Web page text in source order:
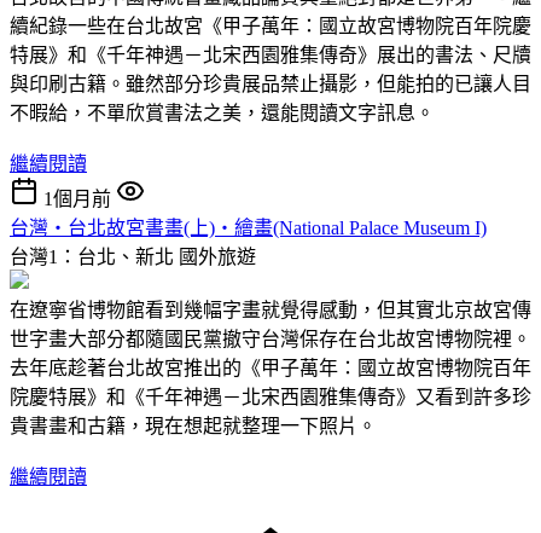
續紀錄一些在台北故宮《甲子萬年：國立故宮博物院百年院慶
特展》和《千年神遇－北宋西園雅集傳奇》展出的書法、尺牘
與印刷古籍。雖然部分珍貴展品禁止攝影，但能拍的已讓人目
不暇給，不單欣賞書法之美，還能閱讀文字訊息。
繼續閱讀
1個月前
台灣‧台北故宮書畫(上)‧繪畫(National Palace Museum I)
台灣1：台北、新北 國外旅遊
在遼寧省博物館看到幾幅字畫就覺得感動，但其實北京故宮傳
世字畫大部分都隨國民黨撤守台灣保存在台北故宮博物院裡。
去年底趁著台北故宮推出的《甲子萬年：國立故宮博物院百年
院慶特展》和《千年神遇－北宋西園雅集傳奇》又看到許多珍
貴書畫和古籍，現在想起就整理一下照片。
繼續閱讀